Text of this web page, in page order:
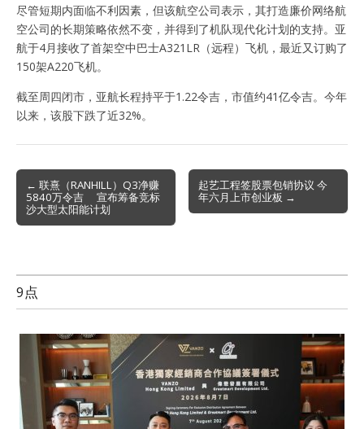
尽管短期内面临不利因素，但该航空公司表示，其打造廉价网络航
空公司的长期策略依然不变，并得到了机队现代化计划的支持。亚
航于4月接收了首架空中巴士A321LR（远程）飞机，最近又订购了
150架A220飞机。
截至周四闭市，亚航长程持平于1.22令吉，市值约41亿令吉。今年
以来，该股下跌了近32%。
Post
navigation
← 联熹（RANHILL）Q3净赚
5840万令吉 宣布筹备竞标
沙大型太阳能计划
起艺工程签股票包销协议 今
年六月上市创业板 →
9点